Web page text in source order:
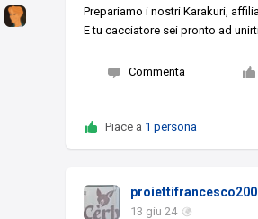
Prepariamo i nostri Karakuri,
E tu cacciatore sei pronto ad
Commenta
Piace a 1 persona
13 giu 24